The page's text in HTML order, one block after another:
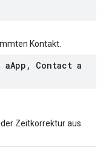
Kontakt.
aApp ,
Contact a
Zeitkorrektur aus